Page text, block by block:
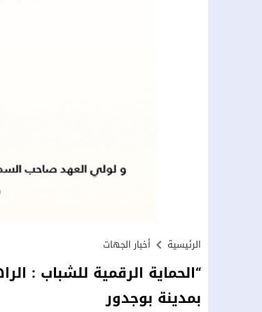
الرئيسية أخبار الجهات
“الحماية الرقمية للشباب :
بمدينة بوجدور